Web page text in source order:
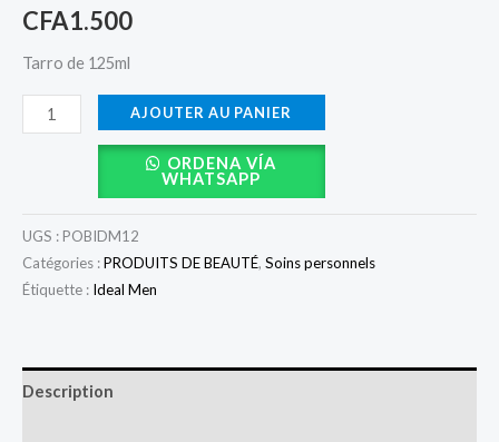
CFA1.500
Tarro de 125ml
AJOUTER AU PANIER
ORDENA VÍA
WHATSAPP
UGS : POBIDM12
Catégories :PRODUITS DE BEAUTÉ, Soins personnels
Étiquette : Ideal Men
Description